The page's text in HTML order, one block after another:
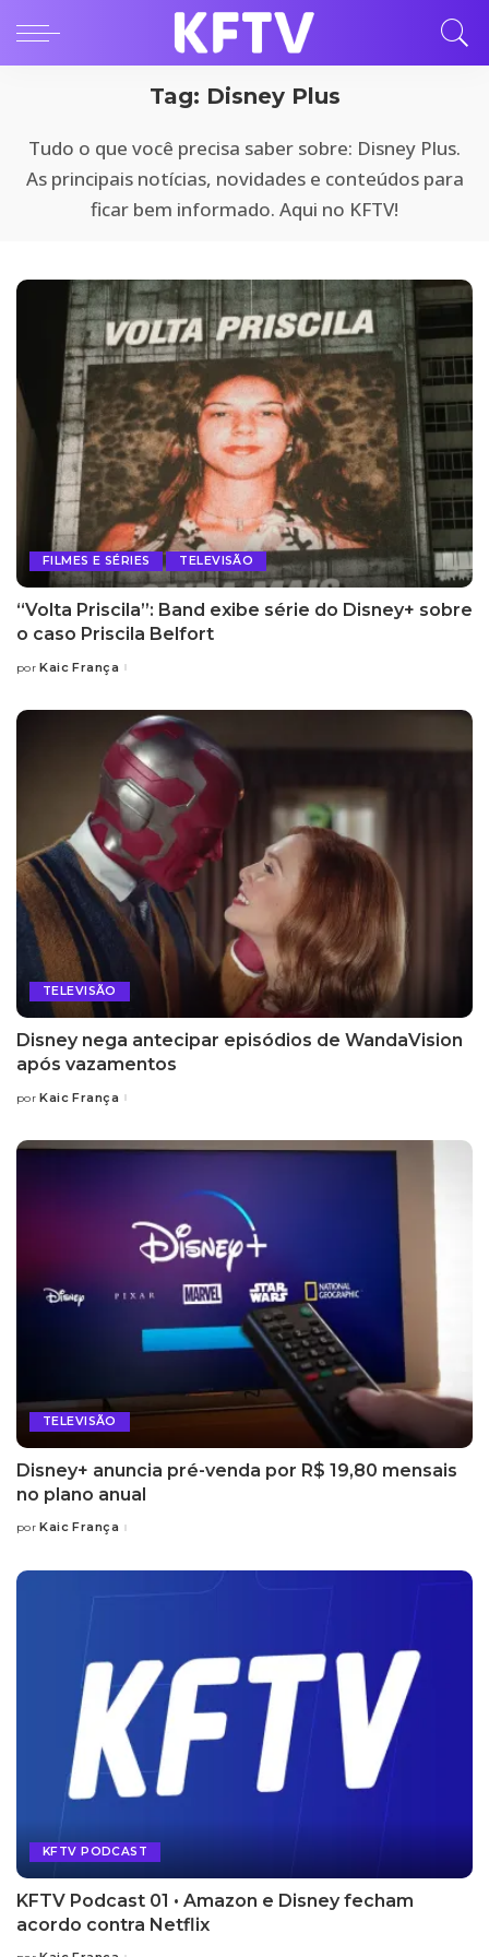
Tag: Disney Plus
Tudo o que você precisa saber sobre: Disney Plus.
As principais notícias, novidades e conteúdos para
ficar bem informado. Aqui no KFTV!
FILMES E SÉRIES TELEVISÃO
“Volta Priscila”: Band exibe série do Disney+ sobre
o caso Priscila Belfort
Posted
por Kaic França
TELEVISÃO
Disney nega antecipar episódios de WandaVision
após vazamentos
Posted
por Kaic França
TELEVISÃO
Disney+ anuncia pré-venda por R$ 19,80 mensais
no plano anual
Posted
por Kaic França
KFTV PODCAST
KFTV Podcast 01 • Amazon e Disney fecham
acordo contra Netflix